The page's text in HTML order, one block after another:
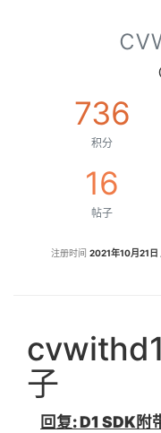
736
积分
16
帖子
注册时间 2021年10月21
子
回复: D1 SDK